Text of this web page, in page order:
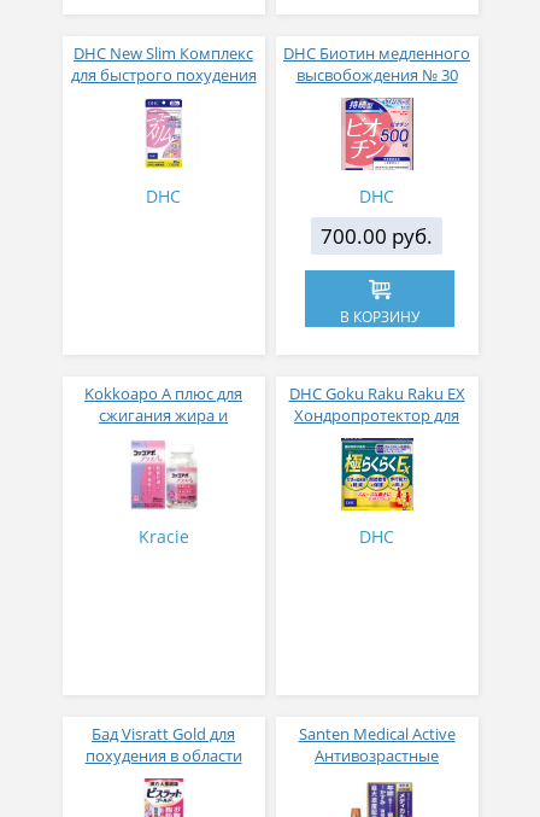
DHC New Slim Комплекс
для быстрого похудения
80 капсул на 20 дней
приема
DHC
DHC Биотин медленного
высвобождения № 30
DHC
700.00 руб.
В КОРЗИНУ
Kokkoapo А плюс для
сжигания жира и
ускорения липидного
обмена № 336
Kracie
DHC Goku Raku Raku EX
Хондропротектор для
суставов Движение в
радость 240 таблеток на
30 дней
DHC
Бад Visratt Gold для
похудения в области
живота, ягодиц и рук №
140
Santen Medical Active
Антивозрастные
провитамином А 12 мл